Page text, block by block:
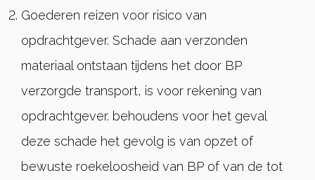
Goederen reizen voor risico van
opdrachtgever. Schade aan verzonden
materiaal ontstaan tijdens het door BP
verzorgde transport, is voor rekening van
opdrachtgever. behoudens voor het geval
deze schade het gevolg is van opzet of
bewuste roekeloosheid van BP of van de tot